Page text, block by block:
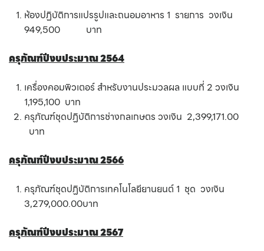
ห้องปฏิบัติการแปรรูปและถนอมอาหาร 1 รายการ วงเงิน
949,500 บาท
ครุภัณฑ์ปีงบประมาณ 2564
เครื่องคอมพิวเตอร์ สำหรับงานประมวลผล แบบที่ 2 วงเงิน
1,195,100 บาท
ครุภัณฑ์ชุดปฏิบัติการช่างกลเกษตร วงเงิน 2,399,171.00
บาท
ครุภัณฑ์ปีงบประมาณ 2566
ครุภัณฑ์ชุดปฏิบัติการเทคโนโลยียานยนต์ 1 ชุด วงเงิน
3,279,000.00บาท
ครุภัณฑ์ปีงบประมาณ 2567